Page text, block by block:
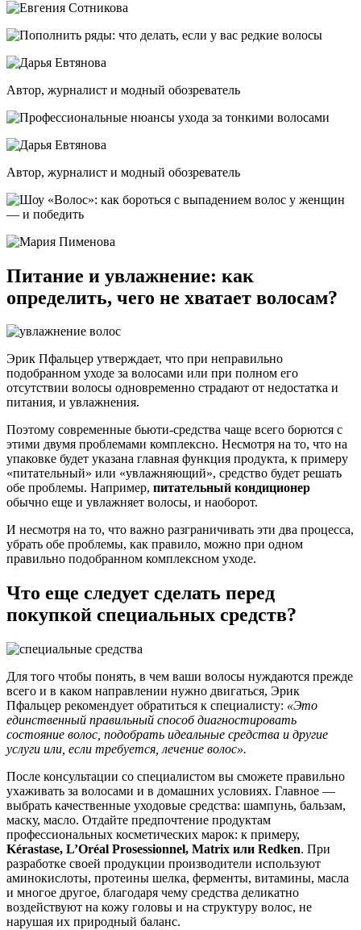
Автор, журналист и модный обозреватель
Автор, журналист и модный обозреватель
Питание и увлажнение: как
определить, чего не хватает волосам?
Эрик Пфальцер утверждает, что при неправильно
подобранном уходе за волосами или при полном его
отсутствии волосы одновременно страдают от недостатка и
питания, и увлажнения.
Поэтому современные бьюти-средства чаще всего борются с
этими двумя проблемами комплексно. Несмотря на то, что на
упаковке будет указана главная функция продукта, к примеру
«питательный» или «увлажняющий», средство будет решать
обе проблемы. Например, питательный кондиционер
обычно еще и увлажняет волосы, и наоборот.
И несмотря на то, что важно разграничивать эти два процесса,
убрать обе проблемы, как правило, можно при одном
правильно подобранном комплексном уходе.
Что еще следует сделать перед
покупкой специальных средств?
Для того чтобы понять, в чем ваши волосы нуждаются прежде
всего и в каком направлении нужно двигаться, Эрик
Пфальцер рекомендует обратиться к специалисту: «Это
единственный правильный способ диагностировать
состояние волос, подобрать идеальные средства и другие
услуги или, если требуется, лечение волос».
После консультации со специалистом вы сможете правильно
ухаживать за волосами и в домашних условиях. Главное —
выбрать качественные уходовые средства: шампунь, бальзам,
маску, масло. Отдайте предпочтение продуктам
профессиональных косметических марок: к примеру,
Kérastase, L’Oréal Prosessionnel, Matrix или Redken. При
разработке своей продукции производители используют
аминокислоты, протеины шелка, ферменты, витамины, масла
и многое другое, благодаря чему средства деликатно
воздействуют на кожу головы и на структуру волос, не
нарушая их природный баланс.